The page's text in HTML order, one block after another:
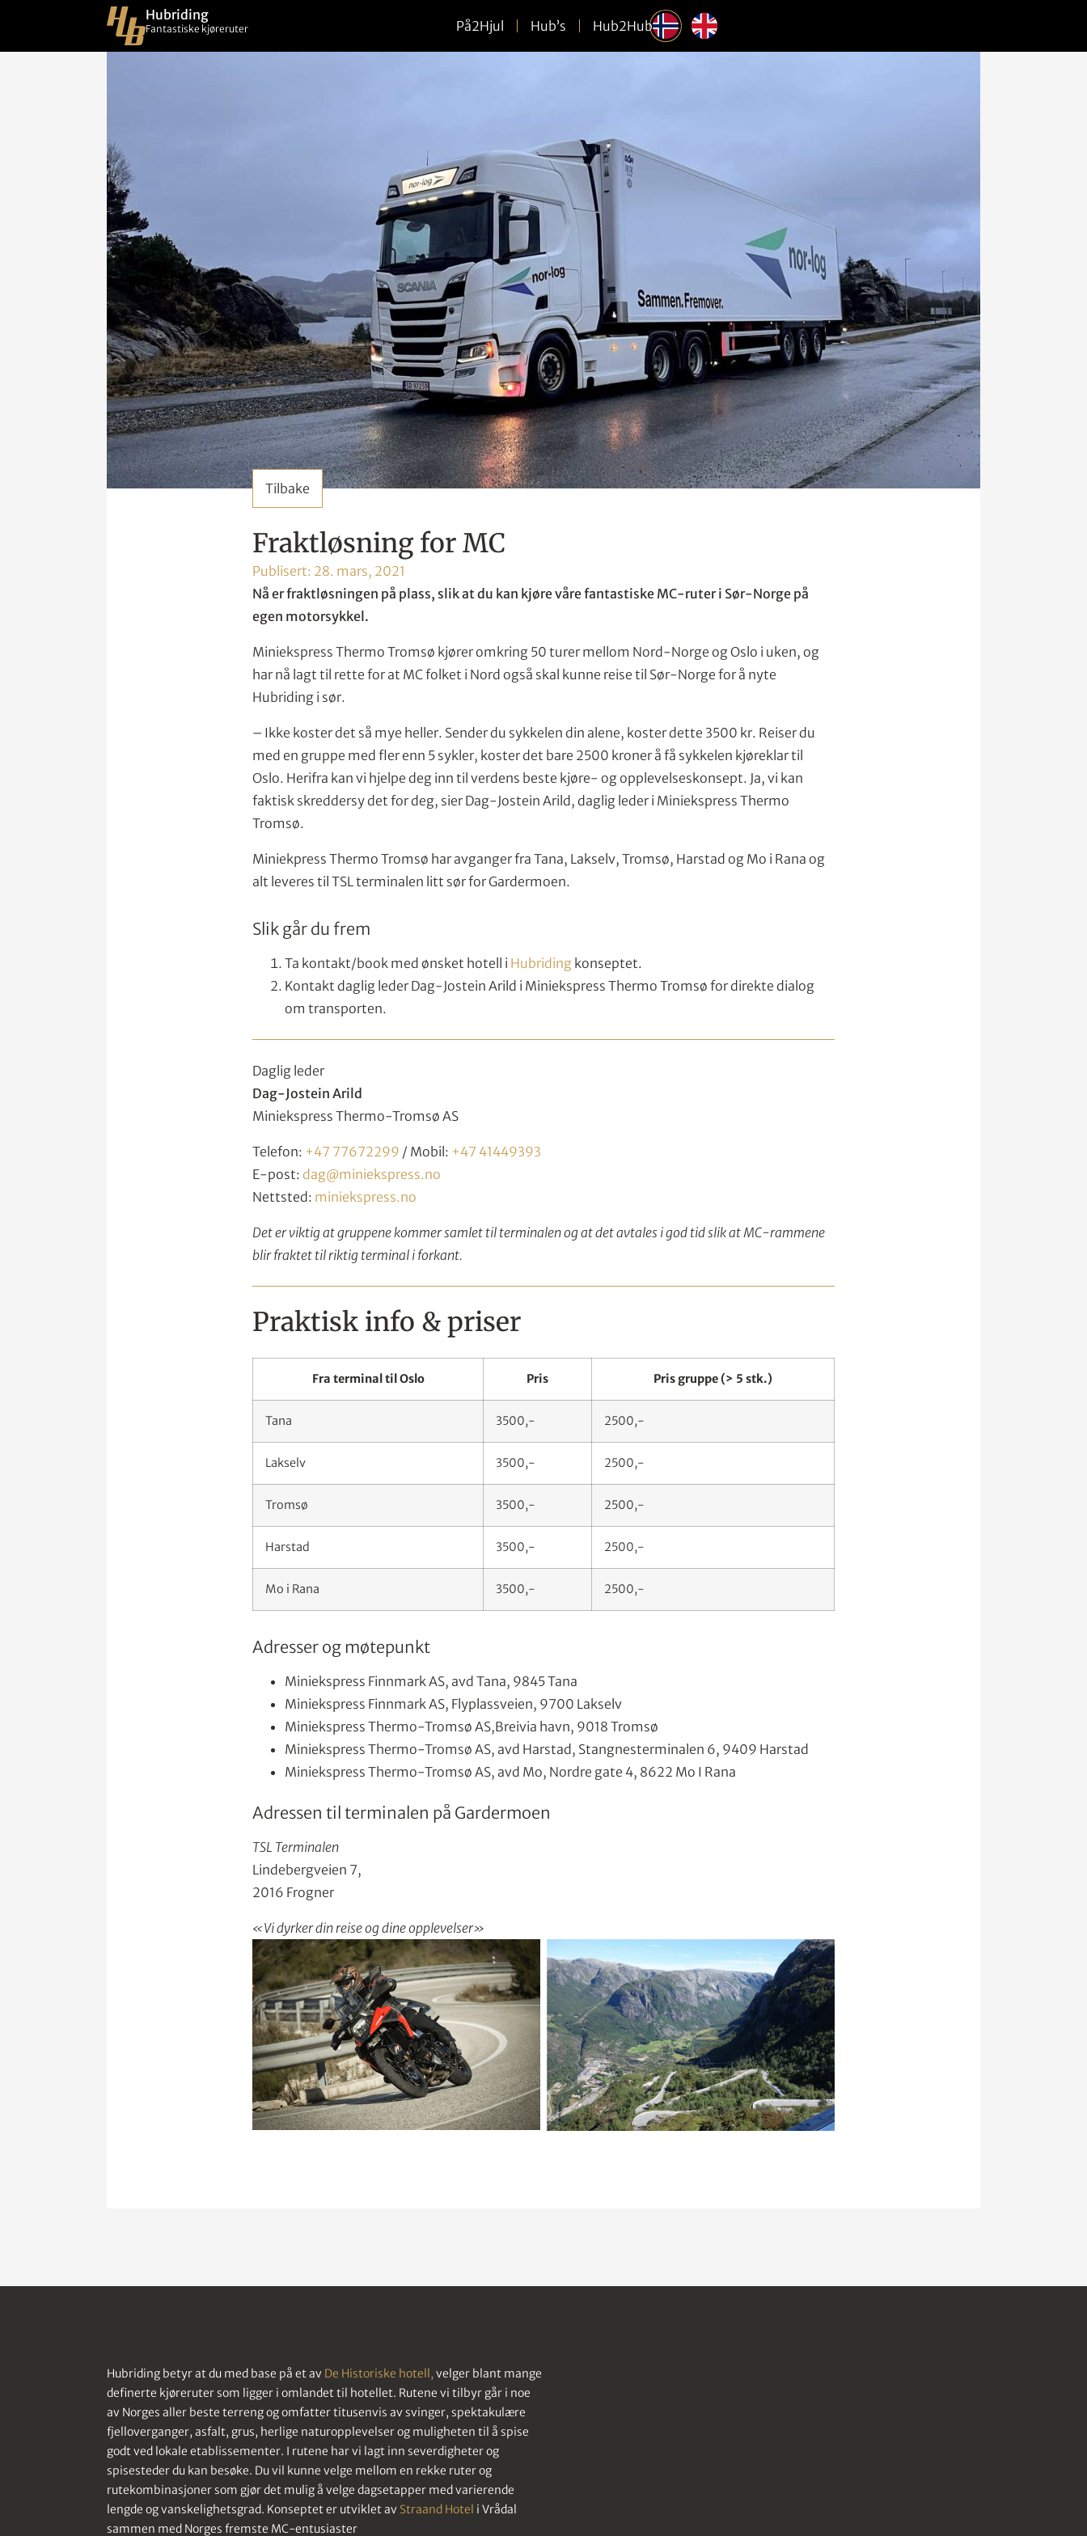
Hubriding
Fantastiske kjøreruter På2Hjul Hub’s Hub2Hub
Tilbake
Fraktløsning for MC
Publisert: 28. mars, 2021
Nå er fraktløsningen på plass, slik at du kan kjøre våre fantastiske MC-ruter i Sør-Norge på
egen motorsykkel.
Miniekspress Thermo Tromsø kjører omkring 50 turer mellom Nord-Norge og Oslo i uken, og
har nå lagt til rette for at MC folket i Nord også skal kunne reise til Sør-Norge for å nyte
Hubriding i sør.
– Ikke koster det så mye heller. Sender du sykkelen din alene, koster dette 3500 kr. Reiser du
med en gruppe med fler enn 5 sykler, koster det bare 2500 kroner å få sykkelen kjøreklar til
Oslo. Herifra kan vi hjelpe deg inn til verdens beste kjøre- og opplevelseskonsept. Ja, vi kan
faktisk skreddersy det for deg, sier Dag-Jostein Arild, daglig leder i Miniekspress Thermo
Tromsø.
Miniekpress Thermo Tromsø har avganger fra Tana, Lakselv, Tromsø, Harstad og Mo i Rana og
alt leveres til TSL terminalen litt sør for Gardermoen.
Slik går du frem
Ta kontakt/book med ønsket hotell i Hubriding konseptet.
Kontakt daglig leder Dag-Jostein Arild i Miniekspress Thermo Tromsø for direkte dialog
om transporten.
Daglig leder
Dag-Jostein Arild
Miniekspress Thermo-Tromsø AS
Telefon: +47 77672299 / Mobil: +47 41449393
E-post: dag@miniekspress.no
Nettsted: miniekspress.no
Det er viktig at gruppene kommer samlet til terminalen og at det avtales i god tid slik at MC-rammene
blir fraktet til riktig terminal i forkant.
Praktisk info & priser
Fra terminal til Oslo Pris Pris gruppe (> 5 stk.)
Tana 3500,- 2500,-
Lakselv 3500,- 2500,-
Tromsø 3500,- 2500,-
Harstad 3500,- 2500,-
Mo i Rana 3500,- 2500,-
Adresser og møtepunkt
Miniekspress Finnmark AS, avd Tana, 9845 Tana
Miniekspress Finnmark AS, Flyplassveien, 9700 Lakselv
Miniekspress Thermo-Tromsø AS,Breivia havn, 9018 Tromsø
Miniekspress Thermo-Tromsø AS, avd Harstad, Stangnesterminalen 6, 9409 Harstad
Miniekspress Thermo-Tromsø AS, avd Mo, Nordre gate 4, 8622 Mo I Rana
Adressen til terminalen på Gardermoen
TSL Terminalen
Lindebergveien 7,
2016 Frogner
«Vi dyrker din reise og dine opplevelser»
Hubriding betyr at du med base på et av De Historiske hotell, velger blant mange
definerte kjøreruter som ligger i omlandet til hotellet. Rutene vi tilbyr går i noe
av Norges aller beste terreng og omfatter titusenvis av svinger, spektakulære
fjelloverganger, asfalt, grus, herlige naturopplevelser og muligheten til å spise
godt ved lokale etablissementer. I rutene har vi lagt inn severdigheter og
spisesteder du kan besøke. Du vil kunne velge mellom en rekke ruter og
rutekombinasjoner som gjør det mulig å velge dagsetapper med varierende
lengde og vanskelighetsgrad. Konseptet er utviklet av Straand Hotel i Vrådal
sammen med Norges fremste MC-entusiaster